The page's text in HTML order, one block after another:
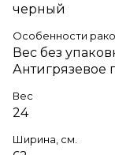
черный
Особенности
Вес без
Антигрязевое
Вес
24
Ширина, см.